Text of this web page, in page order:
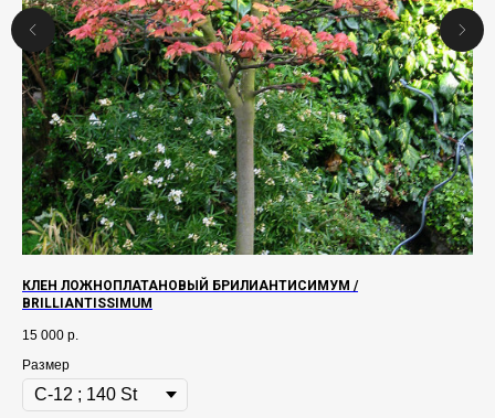
КЛЕН ЛОЖНОПЛАТАНОВЫЙ БРИЛИАНТИСИМУМ /
BRILLIANTISSIMUM
15 000 р.
Размер